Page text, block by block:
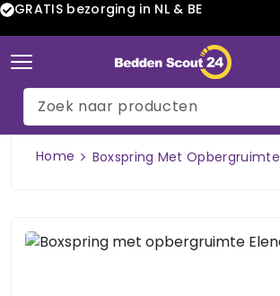
GRATIS bezorging in NL & BE
Home Boxspring Met Opbergruimte